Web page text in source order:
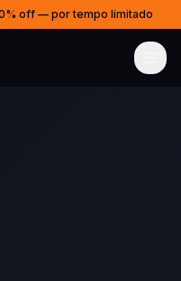
off — por tempo limitado